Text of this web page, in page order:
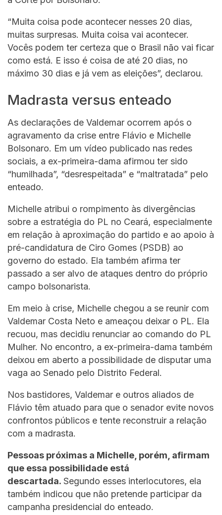
“Muita coisa pode acontecer nesses 20 dias,
muitas surpresas. Muita coisa vai acontecer.
Vocês podem ter certeza que o Brasil não vai ficar
como está. E isso é coisa de até 20 dias, no
máximo 30 dias e já vem as eleições”, declarou.
Madrasta versus enteado
As declarações de Valdemar ocorrem após o
agravamento da crise entre Flávio e Michelle
Bolsonaro. Em um vídeo publicado nas redes
sociais, a ex-primeira-dama afirmou ter sido
“humilhada”, “desrespeitada” e “maltratada” pelo
enteado.
Michelle atribui o rompimento às divergências
sobre a estratégia do PL no Ceará, especialmente
em relação à aproximação do partido e ao apoio à
pré-candidatura de Ciro Gomes (PSDB) ao
governo do estado. Ela também afirma ter
passado a ser alvo de ataques dentro do próprio
campo bolsonarista.
Em meio à crise, Michelle chegou a se reunir com
Valdemar Costa Neto e ameaçou deixar o PL. Ela
recuou, mas decidiu renunciar ao comando do PL
Mulher. No encontro, a ex-primeira-dama também
deixou em aberto a possibilidade de disputar uma
vaga ao Senado pelo Distrito Federal.
Nos bastidores, Valdemar e outros aliados de
Flávio têm atuado para que o senador evite novos
confrontos públicos e tente reconstruir a relação
com a madrasta.
Pessoas próximas a Michelle, porém, afirmam
que essa possibilidade está
descartada. Segundo esses interlocutores, ela
também indicou que não pretende participar da
campanha presidencial do enteado.